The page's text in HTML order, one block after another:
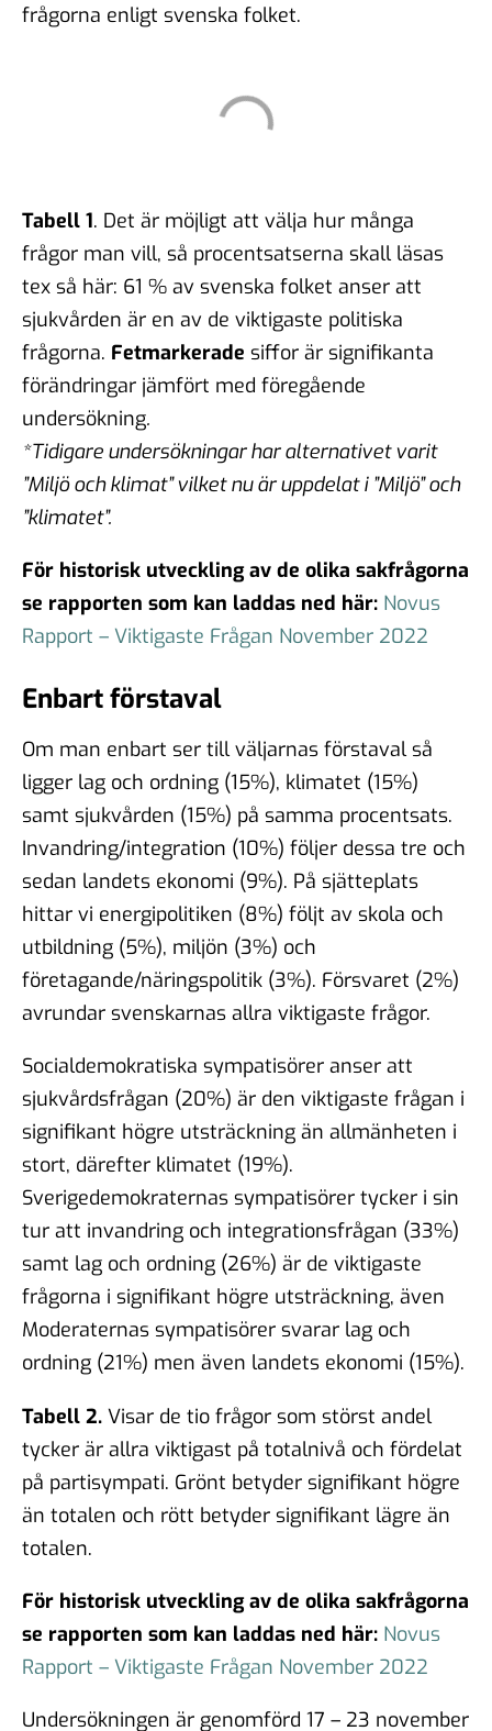
frågorna enligt svenska folket.
Tabell 1. Det är möjligt att välja hur många
frågor man vill, så procentsatserna skall läsas
tex så här: 61 % av svenska folket anser att
sjukvården är en av de viktigaste politiska
frågorna. Fetmarkerade siffor är signifikanta
förändringar jämfört med föregående
undersökning.
*Tidigare undersökningar har alternativet varit
”Miljö och klimat” vilket nu är uppdelat i ”Miljö” och
”klimatet”.
För historisk utveckling av de olika sakfrågorna
se rapporten som kan laddas ned här: Novus
Rapport – Viktigaste Frågan November 2022
Enbart förstaval
Om man enbart ser till väljarnas förstaval så
ligger lag och ordning (15%), klimatet (15%)
samt sjukvården (15%) på samma procentsats.
Invandring/integration (10%) följer dessa tre och
sedan landets ekonomi (9%). På sjätteplats
hittar vi energipolitiken (8%) följt av skola och
utbildning (5%), miljön (3%) och
företagande/näringspolitik (3%). Försvaret (2%)
avrundar svenskarnas allra viktigaste frågor.
Socialdemokratiska sympatisörer anser att
sjukvårdsfrågan (20%) är den viktigaste frågan i
signifikant högre utsträckning än allmänheten i
stort, därefter klimatet (19%).
Sverigedemokraternas sympatisörer tycker i sin
tur att invandring och integrationsfrågan (33%)
samt lag och ordning (26%) är de viktigaste
frågorna i signifikant högre utsträckning, även
Moderaternas sympatisörer svarar lag och
ordning (21%) men även landets ekonomi (15%).
Tabell 2. Visar de tio frågor som störst andel
tycker är allra viktigast på totalnivå och fördelat
på partisympati. Grönt betyder signifikant högre
än totalen och rött betyder signifikant lägre än
totalen.
För historisk utveckling av de olika sakfrågorna
se rapporten som kan laddas ned här: Novus
Rapport – Viktigaste Frågan November 2022
Undersökningen är genomförd 17 – 23 november